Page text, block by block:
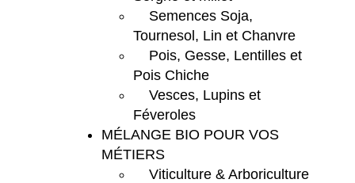
Semences Soja,
Tournesol, Lin et Chanvre
Pois, Gesse, Lentilles et
Pois Chiche
Vesces, Lupins et
Féveroles
MÉLANGE BIO POUR VOS
MÉTIERS
Viticulture & Arboriculture